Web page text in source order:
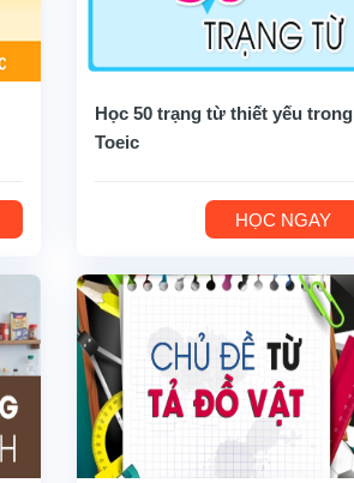
Học 50 trạng từ thiết yếu trong
Toeic
HỌC NGAY